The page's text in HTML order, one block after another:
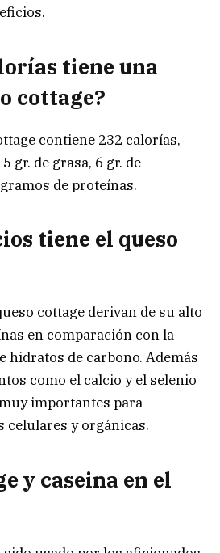
tiene una
cottage?
contiene 232 calorías,
gr. de grasa, 6 gr. de
de proteínas.
tiene el queso
cottage derivan de su alto
en comparación con la
hidratos de carbono. Además
como el calcio y el selenio
importantes para
y orgánicas.
y caseina en el